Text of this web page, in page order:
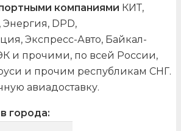
компаниями КИТ,
DPD,
Экспресс-Авто, Байкал-
и прочими, по всей России,
и прочим республикам СНГ.
авиадоставку.
города: